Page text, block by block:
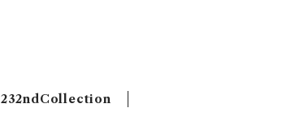
232ndCollection